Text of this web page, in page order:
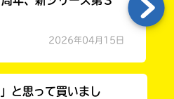
2026年04月15日
と思って買いまし